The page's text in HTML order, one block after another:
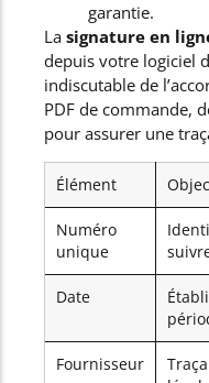
garantie.
La signature en
depuis votre logiciel
indiscutable de
PDF de commande,
pour assurer une
Élément
Numéro
unique
Date
Fournisseur